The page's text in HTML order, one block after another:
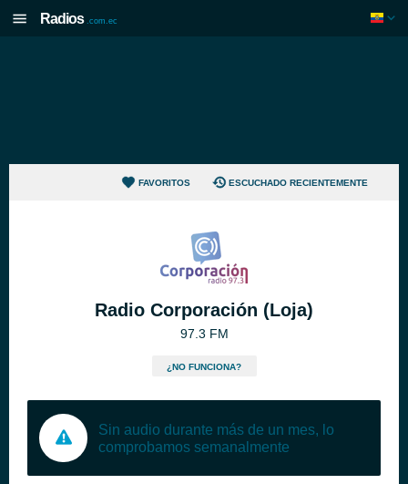
Radios .com.ec
FAVORITOS ESCUCHADO RECIENTEMENTE
Radio Corporación (Loja)
97.3 FM
¿NO FUNCIONA?
Sin audio durante más de un mes, lo
comprobamos semanalmente